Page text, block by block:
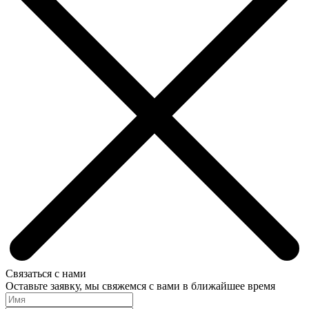
Связаться с нами
Оставьте заявку, мы свяжемся с вами в ближайшее время